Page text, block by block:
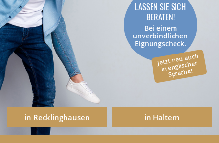
LASSEN SIE SICH
BERATEN!
Bei einem
unverbindlichen
Eignungscheck.
Jetzt neu auch
in englischer
Sprache!
in Recklinghausen in Haltern